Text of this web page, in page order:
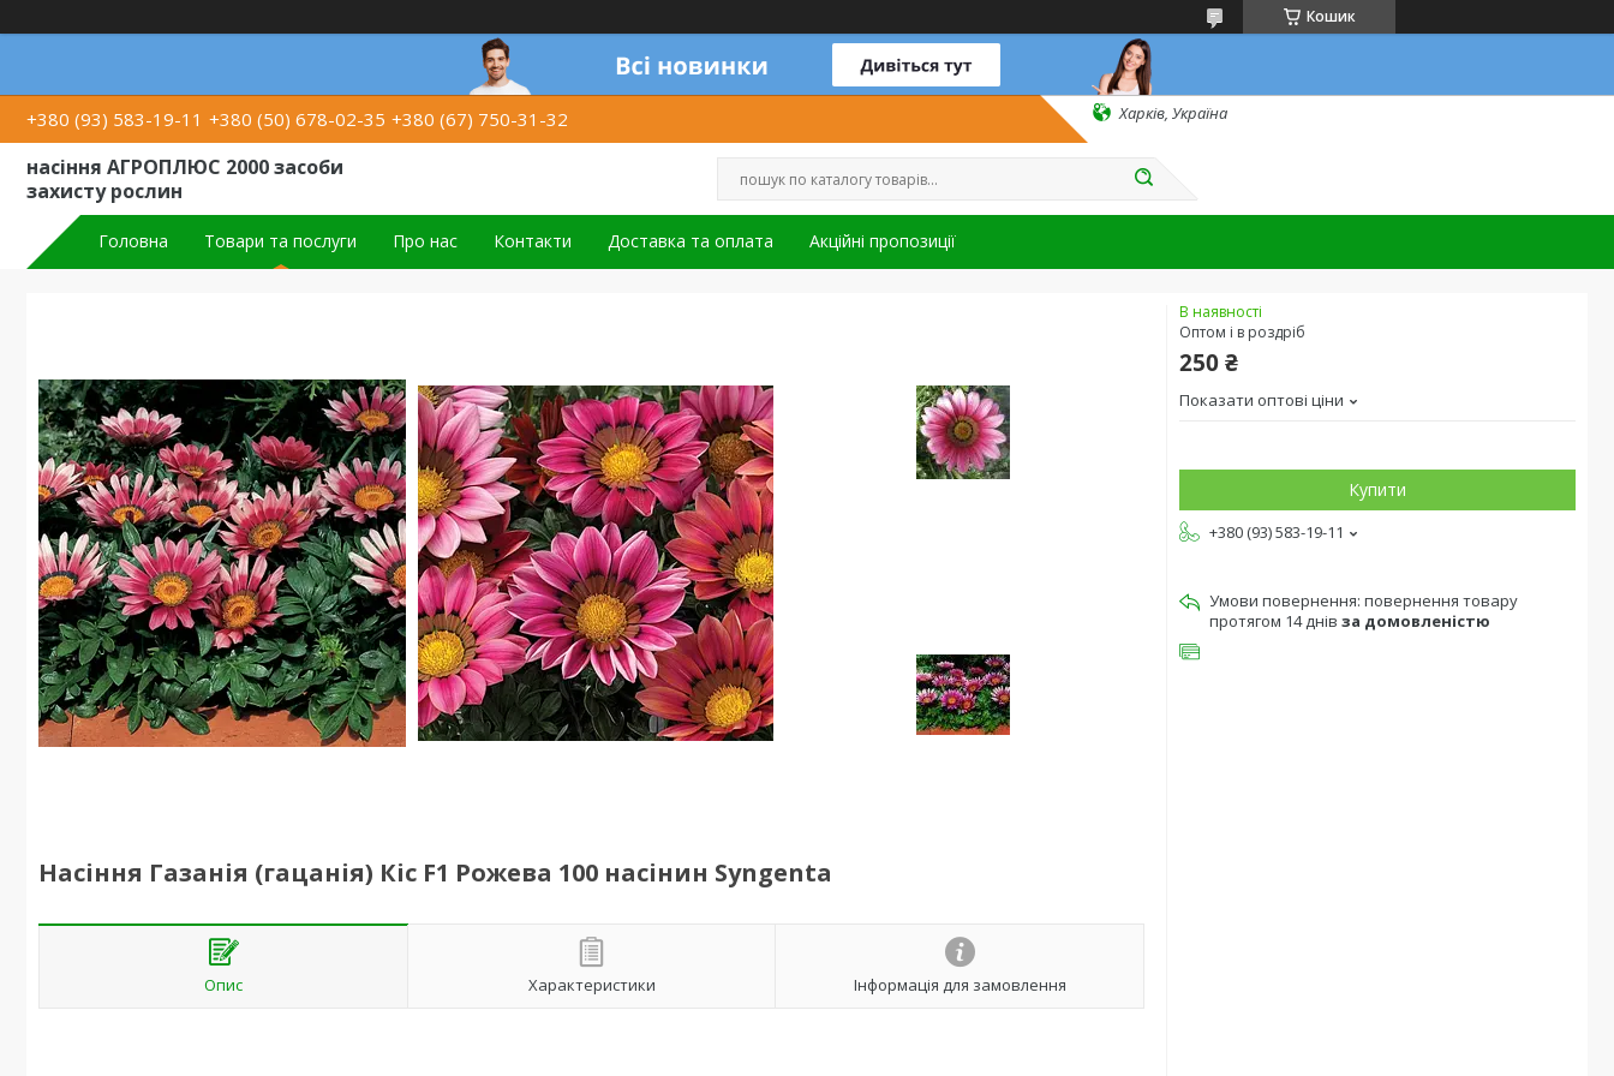
Кошик
+380 (93) 583-19-11 +380 (50) 678-02-35 +380 (67) 750-31-32 Харків, Україна
насіння АГРОПЛЮС 2000 засоби
захисту рослин
Головна Товари та послуги Про нас Контакти Доставка та оплата Акційні пропозиції
Насіння Газанія (гацанія) Кіс F1 Рожева 100 насінин Syngenta
Опис Характеристики Інформація для замовлення
В наявності
Оптом і в роздріб
250 ₴
Показати оптові ціни
Купити
+380 (93) 583-19-11
повернення товару
протягом 14 днів за домовленістю